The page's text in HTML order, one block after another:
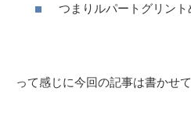
つまりルパートグリント
って感じに今回の記事は書かせ